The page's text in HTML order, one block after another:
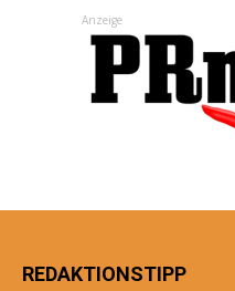
Anzeige
REDAKTIONSTIPP